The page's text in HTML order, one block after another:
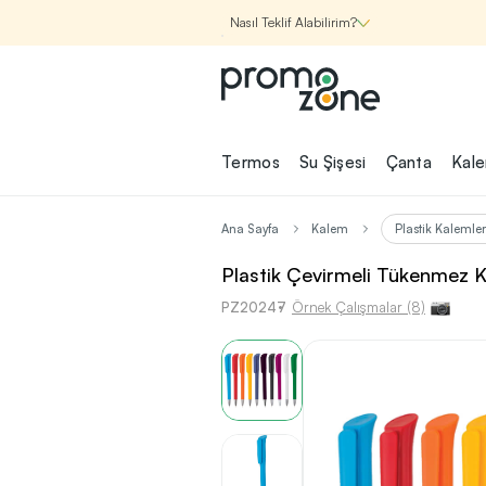
Nasıl Teklif Alabilirim?
Promozone
Nasıl Çalışır?
Şirketin için
Olan
Promosyon
Bul!
1
kategorilerde binlerce kaliteli ve
ürünü, seçkin marka ve üretici
garantisi ile Promozone'da
Termos Su Şişesi Çanta
Ana Sayfa Kalem Plastik Kalemler
Plastik Çevirmeli Tükenmez
PZ20247 Örnek Çalışmalar (8)